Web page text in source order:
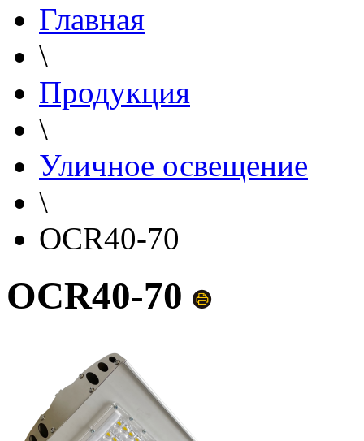
Главная
\
Продукция
\
Уличное освещение
\
OCR40-70
OCR40-70